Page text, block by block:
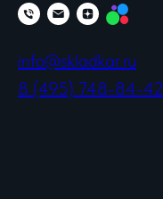
info@skladkar.ru
8 (495) 748-84-42